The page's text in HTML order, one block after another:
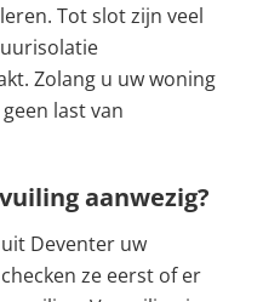
Tot slot zijn veel
Zolang u uw woning
last van
aanwezig?
Deventer uw
ze eerst of er